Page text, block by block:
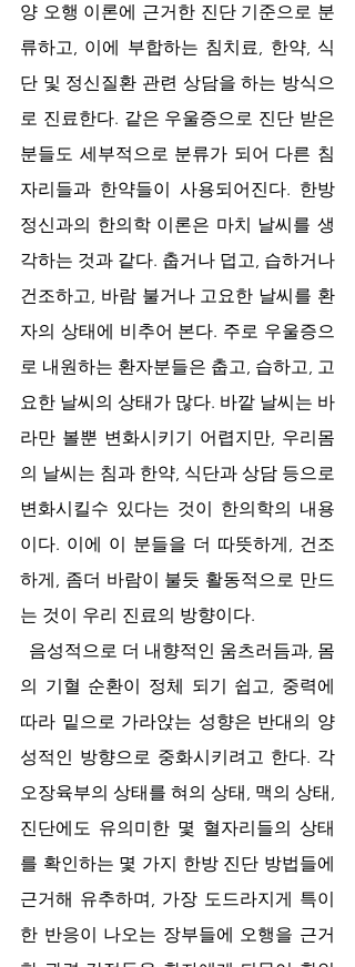
양 오행 이론에 근거한 진단 기준으로 분
류하고, 이에 부합하는 침치료, 한약, 식
단 및 정신질환 관련 상담을 하는 방식으
로 진료한다. 같은 우울증으로 진단 받은
분들도 세부적으로 분류가 되어 다른 침
자리들과 한약들이 사용되어진다. 한방
정신과의 한의학 이론은 마치 날씨를 생
각하는 것과 같다. 춥거나 덥고, 습하거나
건조하고, 바람 불거나 고요한 날씨를 환
자의 상태에 비추어 본다. 주로 우울증으
로 내원하는 환자분들은 춥고, 습하고, 고
요한 날씨의 상태가 많다. 바깥 날씨는 바
라만 볼뿐 변화시키기 어렵지만, 우리몸
의 날씨는 침과 한약, 식단과 상담 등으로
변화시킬수 있다는 것이 한의학의 내용
이다. 이에 이 분들을 더 따뜻하게, 건조
하게, 좀더 바람이 불듯 활동적으로 만드
는 것이 우리 진료의 방향이다.
음성적으로 더 내향적인 움츠러듬과, 몸
의 기혈 순환이 정체 되기 쉽고, 중력에
따라 밑으로 가라앉는 성향은 반대의 양
성적인 방향으로 중화시키려고 한다. 각
오장육부의 상태를 혀의 상태, 맥의 상태,
진단에도 유의미한 몇 혈자리들의 상태
를 확인하는 몇 가지 한방 진단 방법들에
근거해 유추하며, 가장 도드라지게 특이
한 반응이 나오는 장부들에 오행을 근거